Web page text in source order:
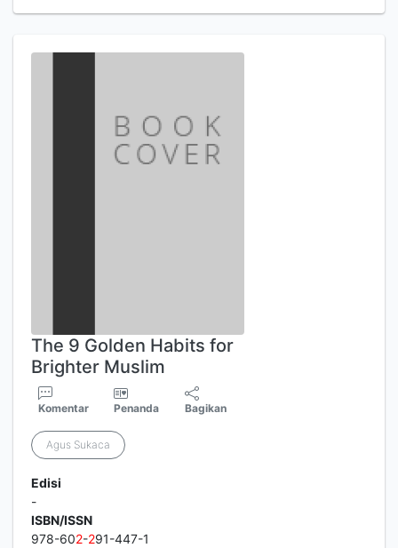
The 9 Golden Habits for
Brighter Muslim
Komentar Penanda Bagikan
Agus Sukaca
Edisi
-
ISBN/ISSN
978-602-291-447-1